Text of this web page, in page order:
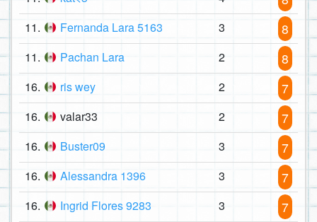
11. Fernanda Lara 5163 3 8
11. Pachan Lara 2 8
16. ris wey 2 7
16. valar33 2 7
16. Buster09 3 7
16. Alessandra 1396 3 7
16. Ingrid Flores 9283 3 7